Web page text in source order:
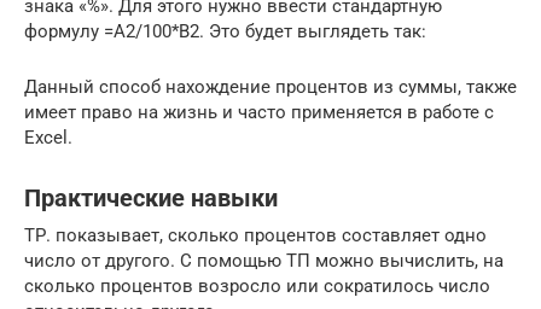
знака «%». Для этого нужно ввести стандартную
формулу =A2/100*B2. Это будет выглядеть так:
Данный способ нахождение процентов из суммы, также
имеет право на жизнь и часто применяется в работе с
Excel.
Практические навыки
ТР. показывает, сколько процентов составляет одно
число от другого. С помощью ТП можно вычислить, на
сколько процентов возросло или сократилось число